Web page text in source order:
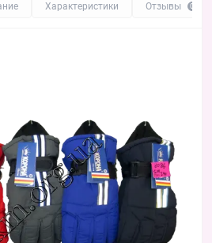
Характеристики Отзывы 0